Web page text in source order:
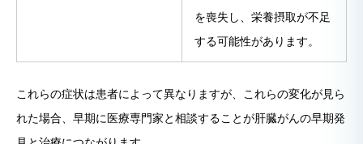
を喪失し、栄養摂取が不足
する可能性があります。
これらの症状は患者によって異なりますが、これらの変化が見ら
れた場合、早期に医療専門家と相談することが肝臓がんの早期発